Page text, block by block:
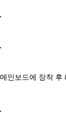
메인보드에 장착 후